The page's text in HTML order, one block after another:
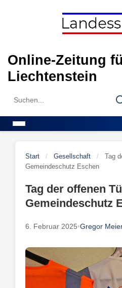
Online-Zeitung
Liechtenstein
Search
Start / Gesellschaft /
Tag
Gemeindeschutz Eschen
Tag der offenen
Gemeindeschutz
6. Februar 2025•Gregor